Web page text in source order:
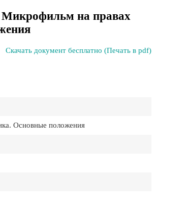
на правах
Скачать документ бесплатно (Печать в pdf)
Основные положения